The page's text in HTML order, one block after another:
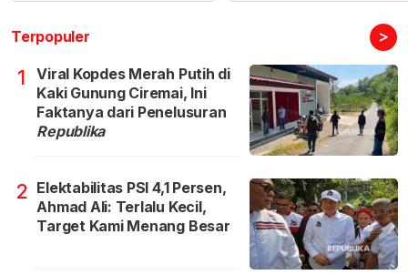
Terpopuler >
1
Viral Kopdes Merah Putih di
Kaki Gunung Ciremai, Ini
Faktanya dari Penelusuran
Republika
2 Elektabilitas PSI 4,1 Persen,
Ahmad Ali: Terlalu Kecil,
Target Kami Menang Besar